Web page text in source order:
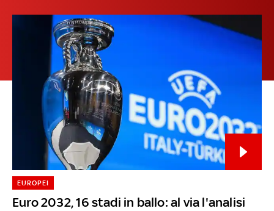
Euro 2032, 16 stadi in ballo: al via l'analisi
EUROPEI